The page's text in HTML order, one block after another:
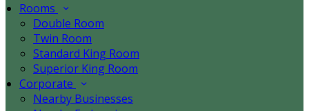
Rooms
Double Room
Twin Room
Standard King Room
Superior King Room
Corporate
Nearby Businesses